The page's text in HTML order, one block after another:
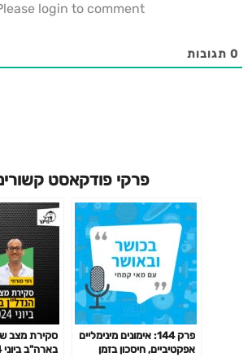
login to comment
0 תגובות
פרקי פודקאסט
פרק 144: אימונים מינימליים
אפקטיביים, חיסכון בזמן
סקירת מצב
בארה"ב ביוני 2024